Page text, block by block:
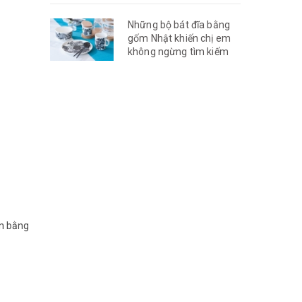
bằng
Những bộ bát đĩa bằng
gốm Nhật khiến chị em
không ngừng tìm kiếm